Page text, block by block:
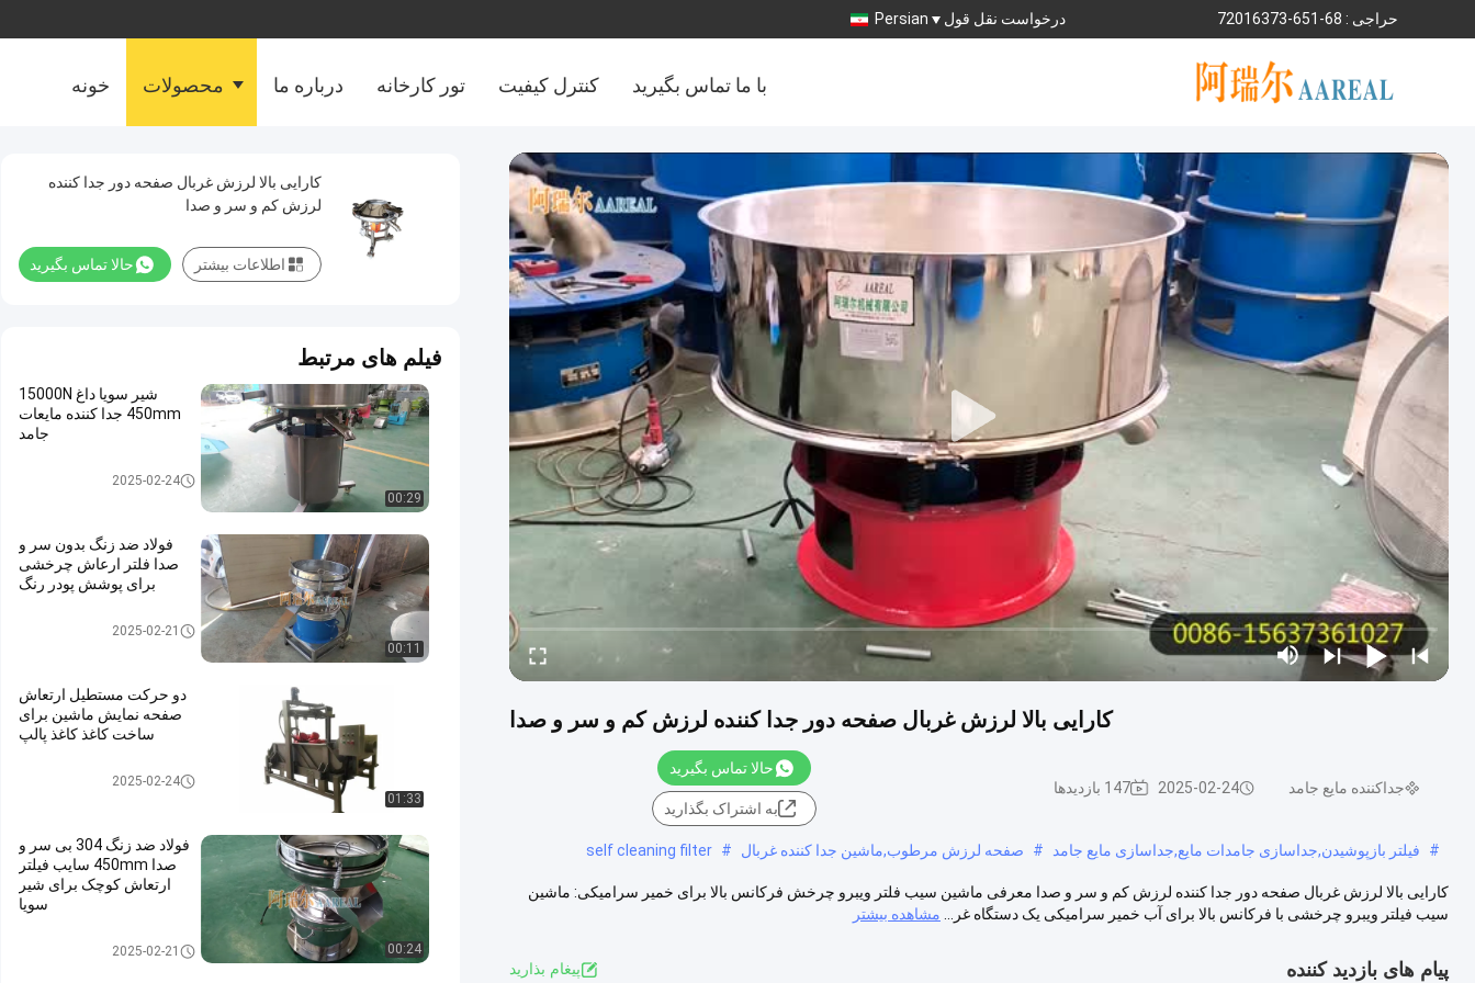
حراجی : 86-156-37361027 درخواست نقل قول Persian
خونه محصولات درباره ما تور کارخانه کنترل کیفیت با ما تماس بگیرید
کارایی بالا لرزش غربال صفحه دور جدا کننده لرزش کم و سر و صدا
جداکننده مایع جامد 2025-02-24 147 بازدیدها
حالا تماس بگیرید
به اشتراک بگذارید
# فیلتر بازپوشیدن,جداسازی جامدات مایع,جداسازی مایع جامد # صفحه لرزش مرطوب,ماشین جدا کننده غربال #
self cleaning filter
کارایی بالا لرزش غربال صفحه دور جدا کننده لرزش کم و سر و صدا معرفی ماشین سیب فلتر ویبرو چرخش فرکانس بالا برای خمیر سرامیکی: ماشین
سیب فیلتر ویبرو چرخشی با فرکانس بالا برای آب خمیر سرامیکی یک دستگاه غر...
مشاهده بیشتر
پیام های بازدید کننده پيغام بذاريد
کارایی بالا لرزش غربال صفحه دور جدا کننده
لرزش کم و سر و صدا
حالا تماس بگیرید اطلاعات بیشتر
فیلم های مرتبط
00:29
شیر سویا داغ 15000N
450mm جدا کننده مایعات
جامد
جداکننده مایع جامد2025-02-24
00:11
فولاد ضد زنگ بدون سر و
صدا فلتر ارعاش چرخشی
برای پوشش پودر رنگ
جداکننده مایع جامد2025-02-21
01:33
دو حرکت مستطیل ارتعاش
صفحه نمایش ماشین برای
ساخت کاغذ کاغذ پالپ
جداکننده مایع جامد2025-02-24
00:24
فولاد ضد زنگ 304 بی سر و
صدا 450mm سایب فیلتر
ارتعاش کوچک برای شیر
سویا
جداکننده مایع جامد2025-02-21